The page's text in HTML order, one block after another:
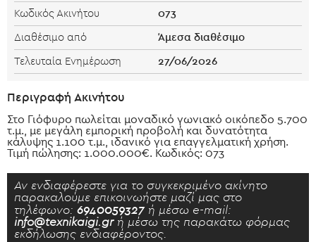
Κωδικός Ακινήτου 073
Διαθέσιμο από Άμεσα διαθέσιμο
Τελευταία Ενημέρωση 27/06/2026
Περιγραφή Ακινήτου
Στο Γιόφυρο πωλείται μοναδικό γωνιακό οικόπεδο 5.700
τ.μ., με μεγάλη εμπορική προβολή και δυνατότητα
κάλυψης 1.100 τ.μ., ιδανικό για επαγγελματική χρήση.
Τιμή πώλησης: 1.000.000€. Κωδικός: 073
Αν ενδιαφέρεστε για το συγκεκριμένο ακίνητο
παρακαλούμε επικοινωήστε μαζί μας στο
τηλέφωνο: 6940059327 ή μέσω e-mail:
info@texnikaigi.grή μέσω της παρακάτω φόρμας
εκδήλωσης ενδιαφέροντος.